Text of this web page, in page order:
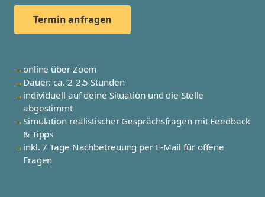
Termin anfragen
online über Zoom
Dauer: ca. 2-2,5 Stunden
individuell auf deine Situation und die Stelle
abgestimmt
Simulation realistischer Gesprächsfragen mit Feedback
& Tipps
inkl. 7 Tage Nachbetreuung per E-Mail für offene
Fragen